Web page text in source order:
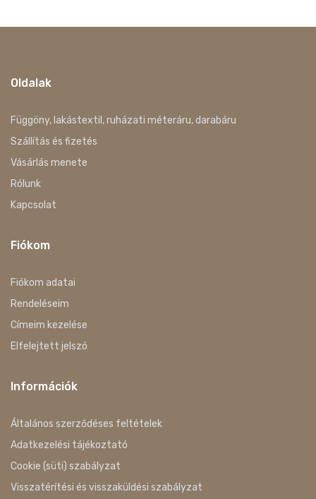
Oldalak
Függöny, lakástextil, ruházati méteráru, darabáru
Szállítás és fizetés
Vásárlás menete
Rólunk
Kapcsolat
Fiókom
Fiókom adatai
Rendeléseim
Címeim kezelése
Elfelejtett jelszó
Információk
Általános szerződéses feltételek
Adatkezelési tájékoztató
Cookie (süti) szabályzat
Visszatérítési és visszaküldési szabályzat